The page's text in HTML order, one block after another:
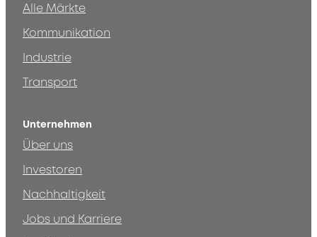
Alle Märkte
Kommunikation
Industrie
Transport
Unternehmen
Über uns
Investoren
Nachhaltigkeit
Jobs und Karriere